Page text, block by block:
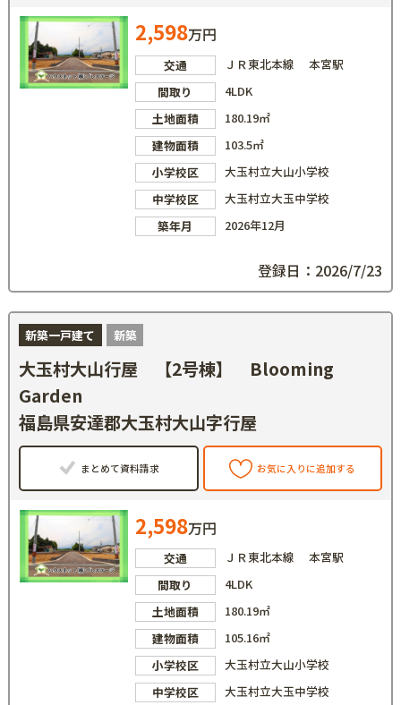
2,598万円
交通
ＪＲ東北本線 本宮駅
間取り
4LDK
土地面積
180.19㎡
建物面積
103.5㎡
小学校区
大玉村立大山小学校
中学校区
大玉村立大玉中学校
築年月
2026年12月
登録日：2026/7/23
新築一戸建て 新築
大玉村大山行屋 【2号棟】 Blooming
Garden
福島県安達郡大玉村大山字行屋
まとめて資料請求 お気に入りに追加する
2,598万円
交通
ＪＲ東北本線 本宮駅
間取り
4LDK
土地面積
180.19㎡
建物面積
105.16㎡
小学校区
大玉村立大山小学校
中学校区
大玉村立大玉中学校